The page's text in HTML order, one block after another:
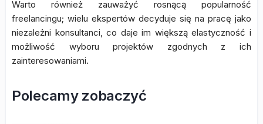
Warto również zauważyć rosnącą popularność
freelancingu; wielu ekspertów decyduje się na pracę jako
niezależni konsultanci, co daje im większą elastyczność i
możliwość wyboru projektów zgodnych z ich
zainteresowaniami.
Polecamy zobaczyć